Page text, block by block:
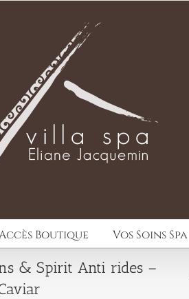
Boutique Vos Soins Spa
& Spirit Anti rides –